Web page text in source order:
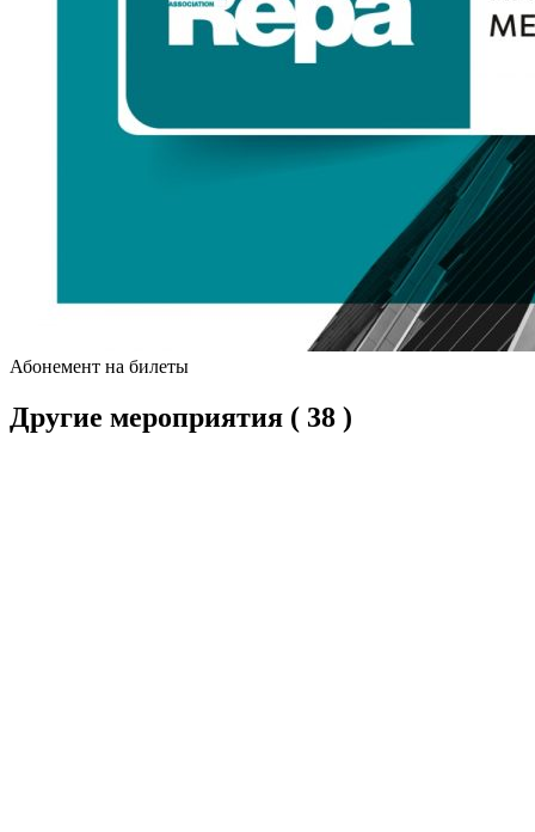
Абонемент на билеты
Другие мероприятия ( 38 )